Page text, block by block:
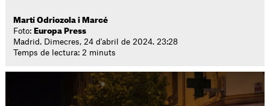
Martí Odriozola i Marcé
Foto: Europa Press
Madrid. Dimecres, 24 d'abril de 2024. 23:28
Temps de lectura: 2 minuts